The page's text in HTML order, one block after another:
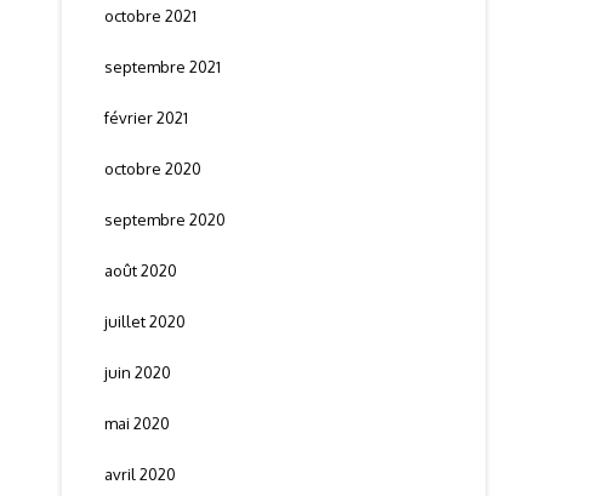
octobre 2021
septembre 2021
février 2021
octobre 2020
septembre 2020
août 2020
juillet 2020
juin 2020
mai 2020
avril 2020